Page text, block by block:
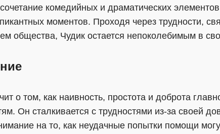
комедийных и драматических
моментов. Проходя через трудности,
общества, Чудик остается непоколебимым в
о том, как наивность, простота и доброта
Он сталкивается с трудностями из-за своей
на то, как неудачные попытки помощи